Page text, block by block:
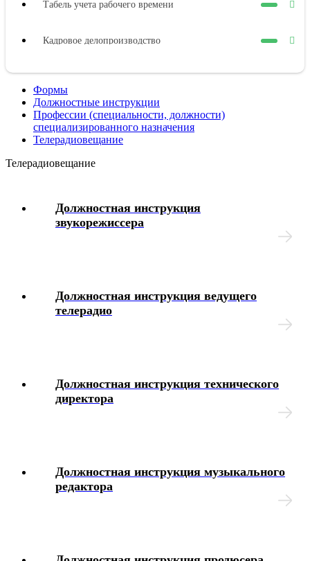
Табель учета рабочего времени
Кадровое делопроизводство
Должностные инструкции
Оплата труда
Представительные органы работников
Трудовой договор
Отпуска
Охрана труда
Социальное обеспечение работников
Формы
Должностные инструкции
Профессии (специальности, должности)
специализированного назначения
Телерадиовещание
Телерадиовещание
Должностная инструкция
звукорежиссера
Должностная инструкция ведущего
телерадио
Должностная инструкция технического
директора
Должностная инструкция музыкального
редактора